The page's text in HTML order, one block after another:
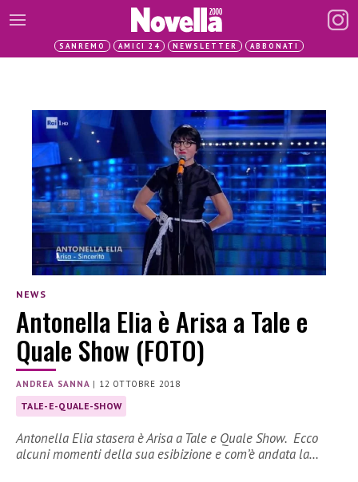
SANREMO AMICI 24 NEWSLETTER ABBONATI
NEWS
Antonella Elia è Arisa a Tale e
Quale Show (FOTO)
ANDREA SANNA | 12 OTTOBRE 2018
TALE-E-QUALE-SHOW
Antonella Elia stasera è Arisa a Tale e Quale Show. Ecco
alcuni momenti della sua esibizione e com’è andata la…